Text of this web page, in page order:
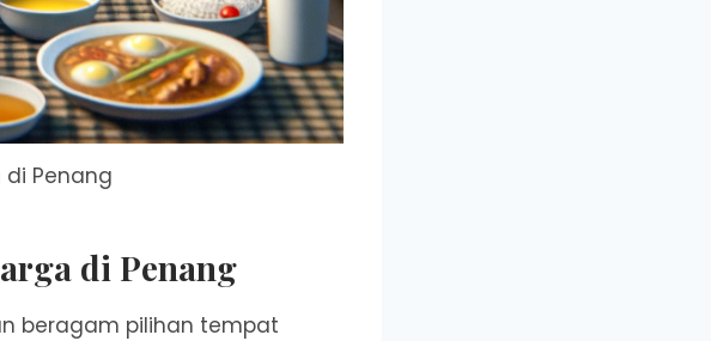
di Penang
di Penang
beragam pilihan tempat